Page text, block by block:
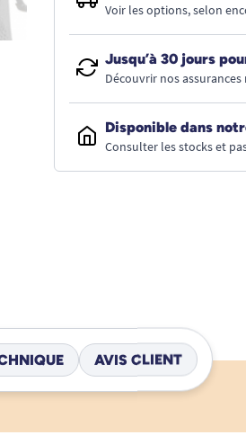
Voir les options, selon
Jusqu’à 30 jours
Découvrir nos
Disponible dans
Consulter les stocks et
AVIS CLIENT